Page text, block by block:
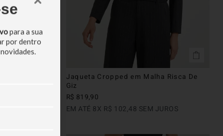
para a sua
por dentro
Jaqueta Cropped em Malha Risca De
Giz
R$ 819,90
EM ATÉ 8X R$ 102,48 SEM JUROS